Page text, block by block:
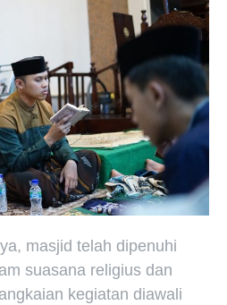
masjid telah dipenuhi
suasana religius dan
kegiatan diawali